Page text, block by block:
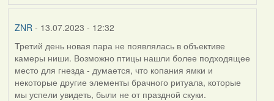
ZNR - 13.07.2023 - 12:32
Третий день новая пара не появлялась в объективе
камеры ниши. Возможно птицы нашли более подходящее
место для гнезда - думается, что копания ямки и
некоторые другие элементы брачного ритуала, которые
мы успели увидеть, были не от праздной скуки.